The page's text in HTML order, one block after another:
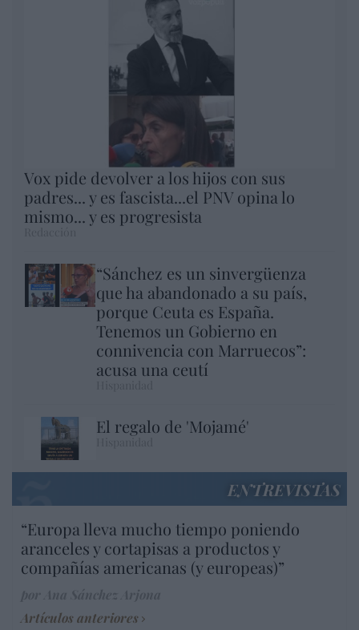
Vox pide devolver a los hijos con sus
padres... y es fascista...el PNV opina lo
mismo... y es progresista
“Sánchez es un sinvergüenza
que ha abandonado a su país,
porque Ceuta es España.
Tenemos un Gobierno en
connivencia con Marruecos”:
acusa una ceutí
El regalo de 'Mojamé'
ENTREVISTAS
“Europa lleva mucho tiempo poniendo
aranceles y cortapisas a productos y
compañías americanas (y europeas)”
Artículos anteriores